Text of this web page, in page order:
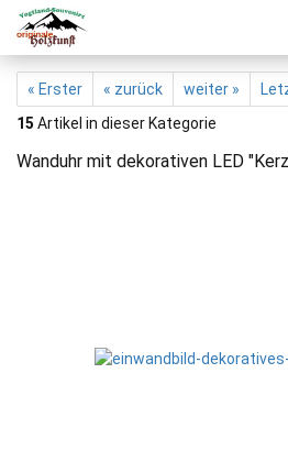
« Erster « zurück weiter »
15 Artikel in dieser Kategorie
Wanduhr mit dekorativen LED